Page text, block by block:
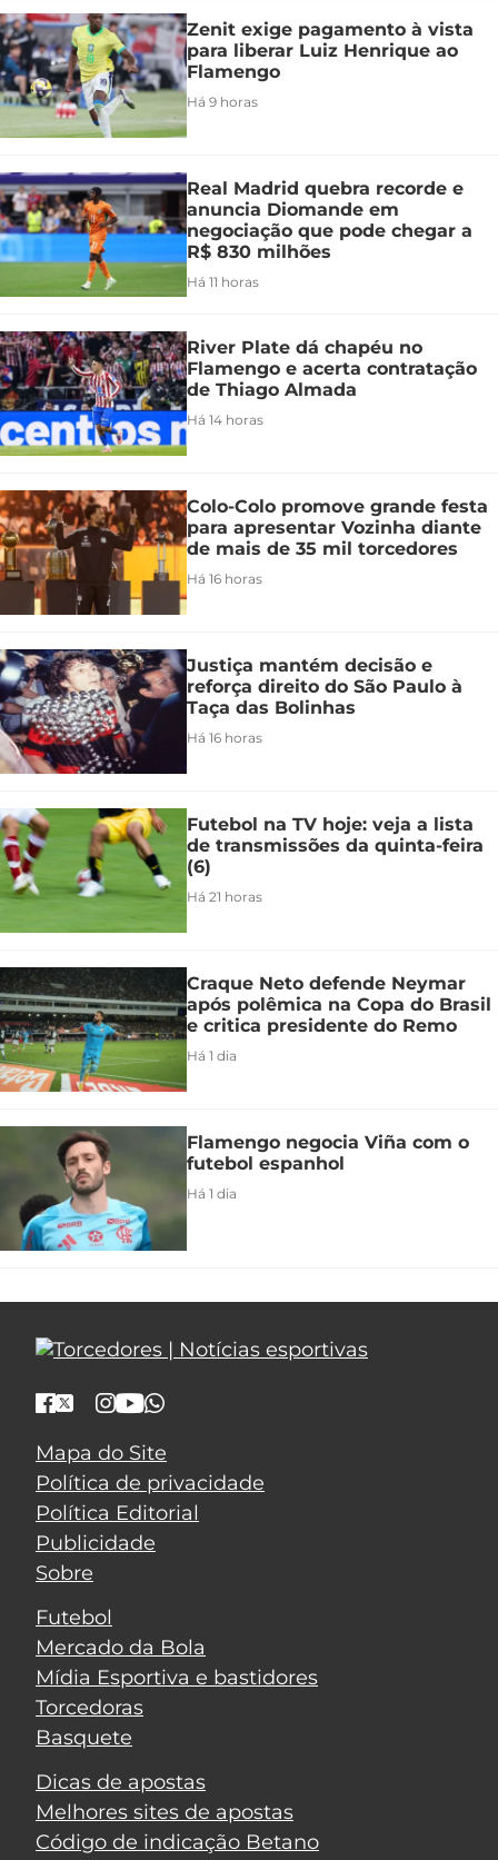
Zenit exige pagamento à vista
para liberar Luiz Henrique ao
Flamengo
Há 9 horas
Real Madrid quebra recorde e
anuncia Diomande em
negociação que pode chegar a
R$ 830 milhões
Há 11 horas
River Plate dá chapéu no
Flamengo e acerta contratação
de Thiago Almada
Há 14 horas
Colo-Colo promove grande festa
para apresentar Vozinha diante
de mais de 35 mil torcedores
Há 16 horas
Justiça mantém decisão e
reforça direito do São Paulo à
Taça das Bolinhas
Há 16 horas
Futebol na TV hoje: veja a lista
de transmissões da quinta-feira
(6)
Há 21 horas
Craque Neto defende Neymar
após polêmica na Copa do Brasil
e critica presidente do Remo
Há 1 dia
Flamengo negocia Viña com o
futebol espanhol
Há 1 dia
Mapa do Site
Política de privacidade
Política Editorial
Publicidade
Sobre
Futebol
Mercado da Bola
Mídia Esportiva e bastidores
Torcedoras
Basquete
Dicas de apostas
Melhores sites de apostas
Código de indicação Betano